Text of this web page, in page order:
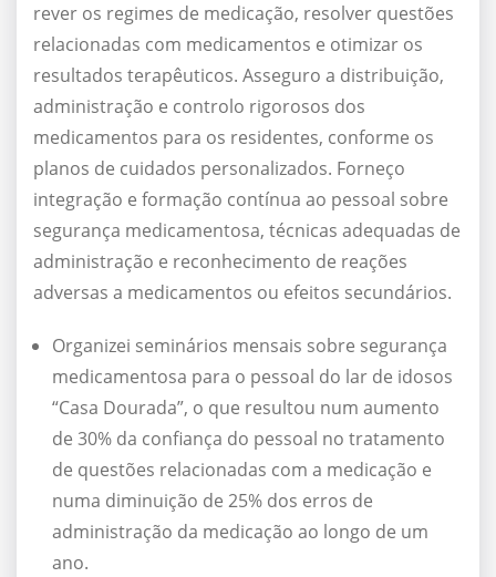
rever os regimes de medicação, resolver questões
relacionadas com medicamentos e otimizar os
resultados terapêuticos. Asseguro a distribuição,
administração e controlo rigorosos dos
medicamentos para os residentes, conforme os
planos de cuidados personalizados. Forneço
integração e formação contínua ao pessoal sobre
segurança medicamentosa, técnicas adequadas de
administração e reconhecimento de reações
adversas a medicamentos ou efeitos secundários.
Organizei seminários mensais sobre segurança
medicamentosa para o pessoal do lar de idosos
“Casa Dourada”, o que resultou num aumento
de 30% da confiança do pessoal no tratamento
de questões relacionadas com a medicação e
numa diminuição de 25% dos erros de
administração da medicação ao longo de um
ano.